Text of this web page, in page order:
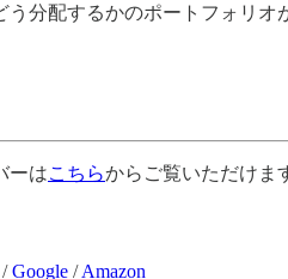
分配するかのポートフォリ
ーはこちらからご覧いただけま
/Google /Amazon